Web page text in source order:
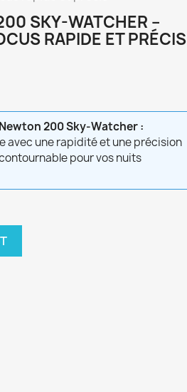
SKY-WATCHER –
RAPIDE ET PRÉCIS
200 Sky-Watcher :
avec une rapidité et une précision
pour vos nuits